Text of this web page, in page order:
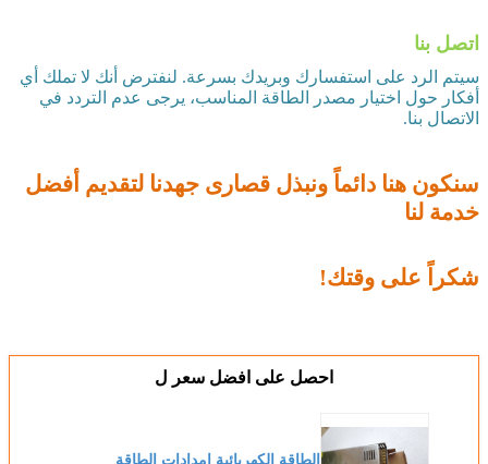
اتصل بنا
سيتم الرد على استفسارك وبريدك بسرعة. لنفترض أنك لا تملك أي
أفكار حول اختيار مصدر الطاقة المناسب، يرجى عدم التردد في
الاتصال بنا.
سنكون هنا دائماً ونبذل قصارى جهدنا لتقديم أفضل
خدمة لنا
شكراً على وقتك!
احصل على افضل سعر ل
الطاقة الكهربائية إمدادات الطاقة